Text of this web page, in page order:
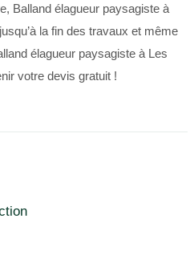
Balland élagueur paysagiste à
la fin des travaux et même
élagueur paysagiste à Les
votre devis gratuit !